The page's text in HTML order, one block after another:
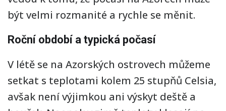
být velmi rozmanité a rychle se měnit.
Roční období a typická počasí
V létě se na Azorských ostrovech můžeme
setkat s teplotami kolem 25 stupňů Celsia,
avšak není výjimkou ani výskyt deště a